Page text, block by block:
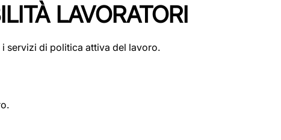
LAVORATORI
i servizi di politica attiva del lavoro.